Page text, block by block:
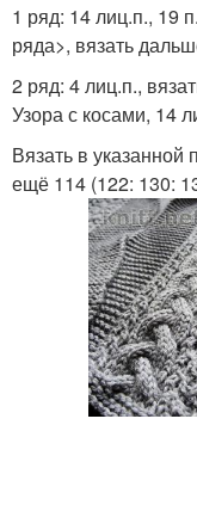
1 ряд: 14 лиц.п., 19
ряда>, вязать
2 ряд: 4 лиц.п.,
Узора с косами, 14
Вязать в указанной
ещё 114 (122: 130: